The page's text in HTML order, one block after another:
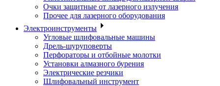
Очки защитные от лазерного излучения
Прочее для лазерного оборудования
Электроинструменты
Угловые шлифовальные машины
Дрель-шуруповерты
Перфораторы и отбойные молотки
Установки алмазного бурения
Электрические резчики
Шлифовальный инструмент